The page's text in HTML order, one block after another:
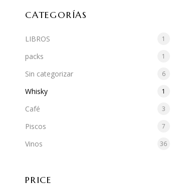
CATEGORÍAS
LIBROS 1
packs 1
Sin categorizar 6
Whisky 1
Café 3
Piscos 7
Vinos 36
PRICE